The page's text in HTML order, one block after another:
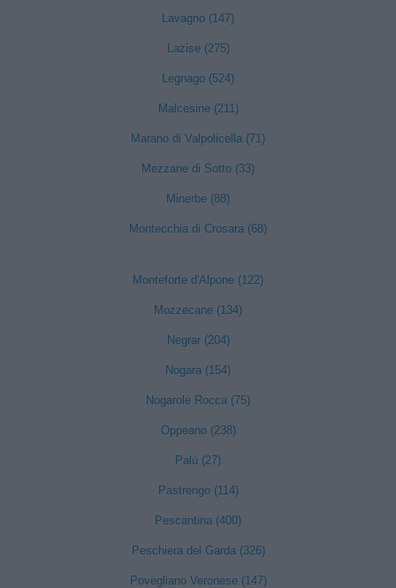
Lavagno (147)
Lazise (275)
Legnago (524)
Malcesine (211)
Marano di Valpolicella (71)
Mezzane di Sotto (33)
Minerbe (88)
Montecchia di Crosara (68)
Monteforte d'Alpone (122)
Mozzecane (134)
Negrar (204)
Nogara (154)
Nogarole Rocca (75)
Oppeano (238)
Palù (27)
Pastrengo (114)
Pescantina (400)
Peschiera del Garda (326)
Povegliano Veronese (147)